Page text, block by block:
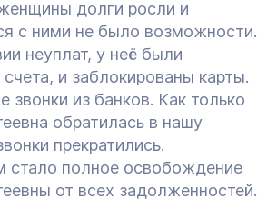
долги росли и
с ними не было возможности.
неуплат, у неё были
и заблокированы карты.
звонки из банков. Как только
обратилась в нашу
прекратились.
стало полное освобождение
от всех задолженностей.